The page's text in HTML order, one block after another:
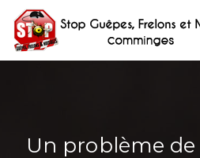
Un problème